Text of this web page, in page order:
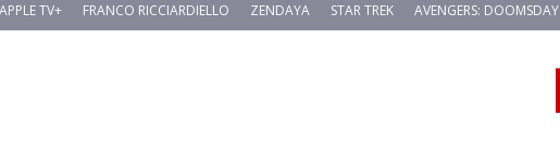
APPLE TV+ FRANCO RICCIARDIELLO ZENDAYA STAR TREK AVENGERS: DOOMSDAY